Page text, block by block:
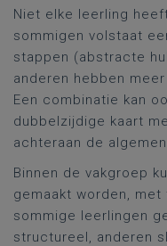
Niet elke leerling
sommigen volstaat
stappen (abstracte
anderen hebben
Een combinatie kan
dubbelzijdige kaart
achteraan de
Binnen de vakgroep
gemaakt worden,
sommige leerlingen
structureel, anderen